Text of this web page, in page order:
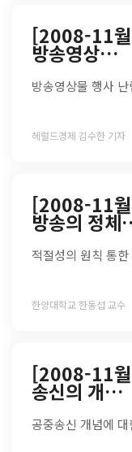
[2008-11월
방송영상…
방송영상물 행사
헤럴드경제 김수한 기자
[2008-11월
방송의 정
적절성의 원칙 통
한양대학교 한동섭 교수
[2008-11월
송신의 개…
공중송신 개념에 대